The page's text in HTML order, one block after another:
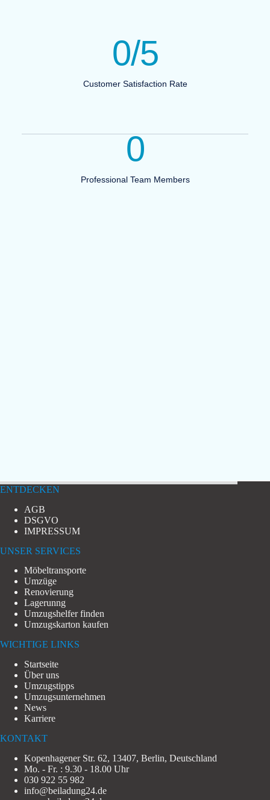
Customer Satisfaction Rate
0/5
Professional Team Members
0
ENTDECKEN
AGB
DSGVO
IMPRESSUM
UNSER SERVICES
Möbeltransporte
Umzüge
Renovierung
Lagerunng
Umzugshelfer finden
Umzugskarton kaufen
WICHTIGE LINKS
Startseite
Über uns
Umzugstipps
Umzugsunternehmen
News
Karriere
KONTAKT
Kopenhagener Str. 62, 13407, Berlin, Deutschland
Mo. - Fr. : 9.30 - 18.00 Uhr
030 922 55 982
info@beiladung24.de